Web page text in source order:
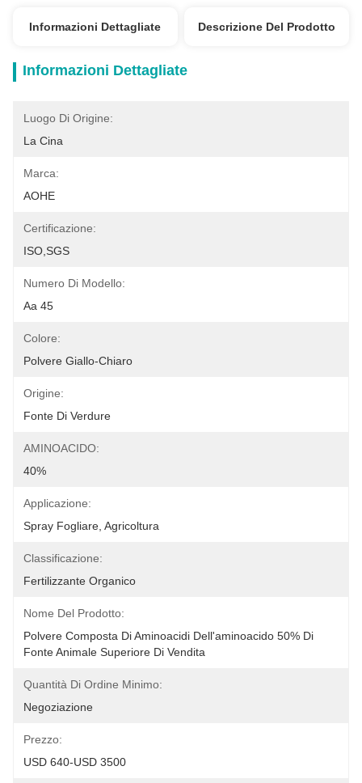
Informazioni Dettagliate Descrizione Del Prodotto
Informazioni Dettagliate
Luogo Di Origine:
La Cina
Marca:
AOHE
Certificazione:
ISO,SGS
Numero Di Modello:
Aa 45
Colore:
Polvere Giallo-Chiaro
Origine:
Fonte Di Verdure
AMINOACIDO:
40%
Applicazione:
Spray Fogliare, Agricoltura
Classificazione:
Fertilizzante Organico
Nome Del Prodotto:
Polvere Composta Di Aminoacidi Dell'aminoacido 50% Di
Fonte Animale Superiore Di Vendita
Quantità Di Ordine Minimo:
Negoziazione
Prezzo:
USD 640-USD 3500